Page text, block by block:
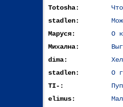
Totosha:
stadlen:
Маруся:
О
Михална:
dima:
stadlen:
О
TI-:
elimus: